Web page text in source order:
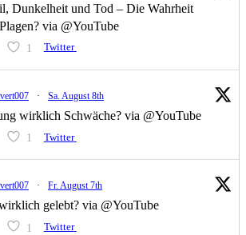
Dunkelheit und Tod – Die Wahrheit
via @YouTube
1 Twitter
· Sa. August 8th
wirklich Schwäche? via @YouTube
1 Twitter
· Fr. August 7th
gelebt? via @YouTube
1 Twitter